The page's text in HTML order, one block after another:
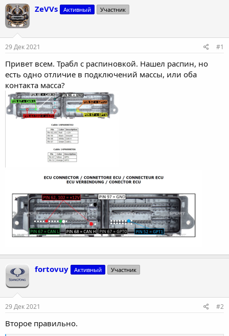
т
о
р
м
ы
т
л
ZeVVs Активный Участник
29 Дек 2021 #1
Привет всем. Трабл с распиновкой. Нашел распин, но
есть одно отличие в подключений массы, или оба
контакта масса?
fortovuy Активный Участник
29 Дек 2021 #2
Второе правильно.